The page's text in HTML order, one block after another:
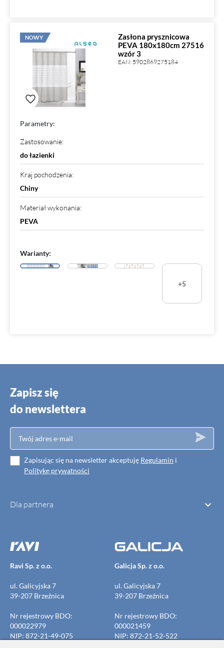
NOWY
Zasłona prysznicowa
PEVA 180x180cm 27516
wzór 3
EAN: 5902869275184
Parametry:
Zastosowanie:
do łazienki
Kraj pochodzenia:
Chiny
Materiał wykonania:
PEVA
Warianty:
+5
Zapisz się
do newslettera
Zapisując się na newsletter akceptuję Regulamin i
Politykę prywatności
Dla partnera 
Ravi Sp. z o.o.
ul. Galicyjska 7
39-207 Brzeźnica
Nr rejestrowy BDO:
000022979
NIP: 872-21-49-075
Galicja Sp. z o.o.
ul. Galicyjska 7
39-207 Brzeźnica
Nr rejestrowy BDO:
000021459
NIP: 872-21-52-522